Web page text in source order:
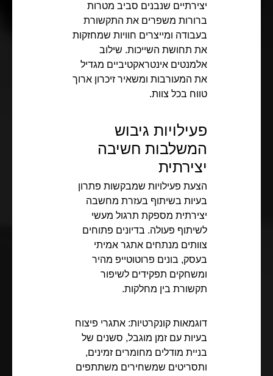
יצירתיים שנבנים סביב מטרות
ברורות משפרים את התקשורת
בעבודה ומייצרים חוויות שמחזקות
את תחושת השייכות. שילוב
אלמנטים אינטראקטיביים מגדיל
את המעורבות ומשאיר זיכרון ארוך
טווח בכל צוות.
פעילויות גיבוש
המשלבות חשיבה
יצירתית
הצעת פעילויות שמבקשות פתרון
בעיות בשיתוף בעזרת מחשבה
יצירתית מספקת תרגול מעשי
לשיתוף פעולה. בדיונים פתוחים
צוותים מנתחים אתגר אמיתי
בעסק, בונים פרוטוטייפ מהיר
ומשחקים תפקידים לשיפור
תקשורת בין מחלקות.
דוגמאות קונקרטיות: אתגרי פיצוח
בעיות עם זמן מוגבל, סשנים של
בניית מודלים מחומרים זמינים,
ותסריטים שמשחירים משתתפים